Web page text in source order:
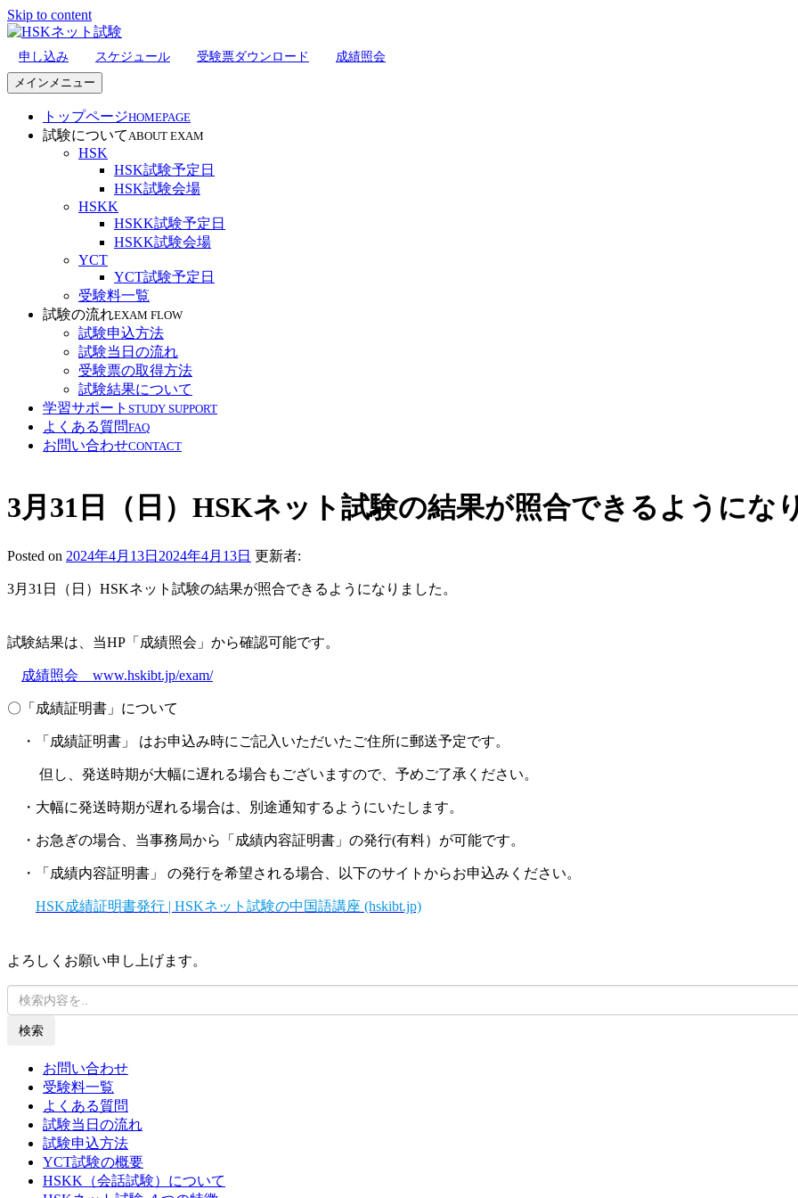
Skip to content
HSKネット試験
申し込み スケジュール 受験票ダウンロード
成績照会
メインメニュー
トップページHOMEPAGE
試験についてABOUT EXAM
HSK
HSK試験予定日
HSK試験会場
HSKK
HSKK試験予定日
HSKK試験会場
YCT
YCT試験予定日
受験料一覧
試験の流れEXAM FLOW
試験申込方法
試験当日の流れ
受験票の取得方法
試験結果について
学習サポート STUDY SUPPORT
よくある質問FAQ
お問い合わせCONTACT
3月31日（日）HSKネット試験の結果が照合できるようにな
Posted on 2024年4月13日 2024年4月13日 更新者:
3月31日（日）HSKネット試験の結果が照合できるようになりました。
試験結果は、当HP「成績照会」から確認可能です。
成績照会 www.hskibt.jp/exam/
〇「成績証明書」について
・「成績証明書」 はお申込み時にご記入いただいたご住所に郵送予定です。
但し、発送時期が大幅に遅れる場合もございますので、予めご了承ください。
・大幅に発送時期が遅れる場合は、別途通知するようにいたします。
・お急ぎの場合、当事務局から「成績内容証明書」の発行(有料）が可能です。
・「成績内容証明書」 の発行を希望される場合、以下のサイトからお申込みください。
HSK成績証明書発行 | HSKネット試験の中国語講座 (hskibt.jp)
よろしくお願い申し上げます。
検索
お問い合わせ
受験料一覧
よくある質問
試験当日の流れ
試験申込方法
YCT試験の概要
HSKK（会話試験）について